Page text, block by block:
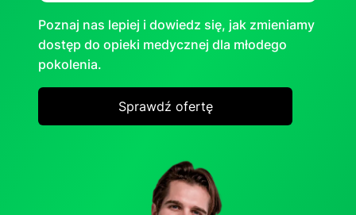
Poznaj nas lepiej i dowiedz się, jak zmieniamy
dostęp do opieki medycznej dla młodego
pokolenia.
Sprawdź ofertę